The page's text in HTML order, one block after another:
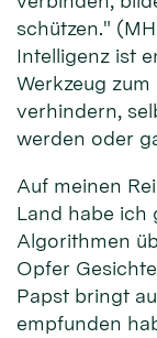
schützen."
Intelligenz ist
Werkzeug
verhindern,
werden oder
Auf meinen
Land habe ich
Algorithmen
Opfer
Papst bringt
empfunden